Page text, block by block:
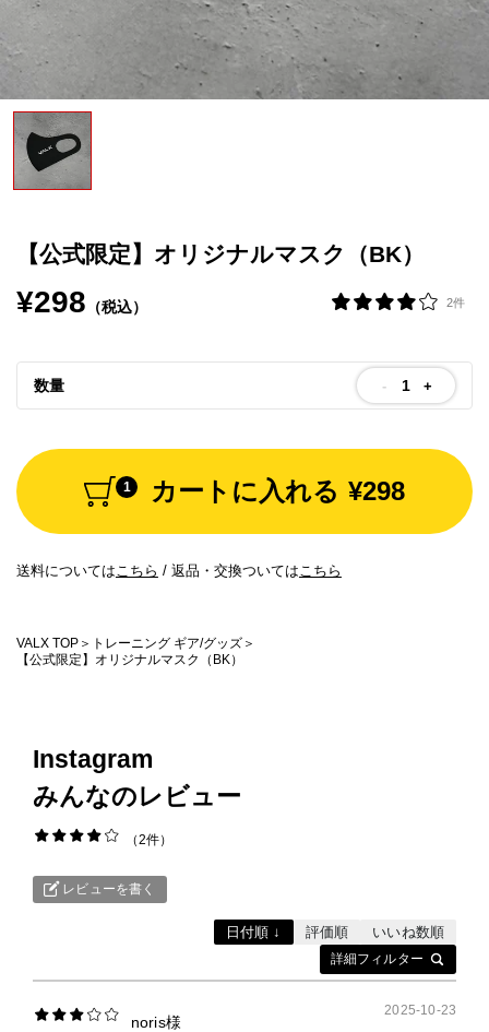
はじめての方へ
お客様リアルレビュー
お客様サポート
お知らせ一覧
成分・アレルギー情報
お問い合わせ
Special contents
VALX "FUN" LIVE!
筋トレ大学PRO
POWER OF HUMAN
VALX GYM
各種ポリシー
利用規約
プライバシーポリシー
【公式限定】オリジナルマスク（BK）
¥298 （税込） 2件
数量 - +
1 カートに入れる ¥298
送料については こちら / 返品・交換ついては こちら
VALX TOP
トレーニング ギア/グッズ
【公式限定】オリジナルマスク（BK）
Instagram
みんなのレビュー
2件
レビューを書く
詳細フィルター
日付順 ↓ 評価順 いいね数順
noris様
2025-10-23